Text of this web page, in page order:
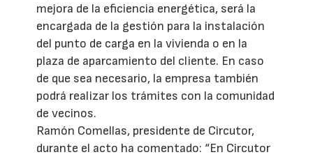
mejora de la eficiencia energética, será la
encargada de la gestión para la instalación
del punto de carga en la vivienda o en la
plaza de aparcamiento del cliente. En caso
de que sea necesario, la empresa también
podrá realizar los trámites con la comunidad
de vecinos.
Ramón Comellas, presidente de Circutor,
durante el acto ha comentado: “En Circutor